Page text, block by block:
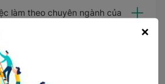
làm theo chuyên ngành của
nhiêu vị trí công việc?
×